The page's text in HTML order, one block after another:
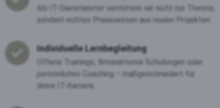
Als IT-Dienstleister vermitteln wir nicht nur Theorie,
sondern echtes Praxiswissen aus realen Projekten.
Individuelle Lernbegleitung
Offene Trainings, firmeninterne Schulungen oder
persönliches Coaching – maßgeschneidert für
deine IT-Karriere.